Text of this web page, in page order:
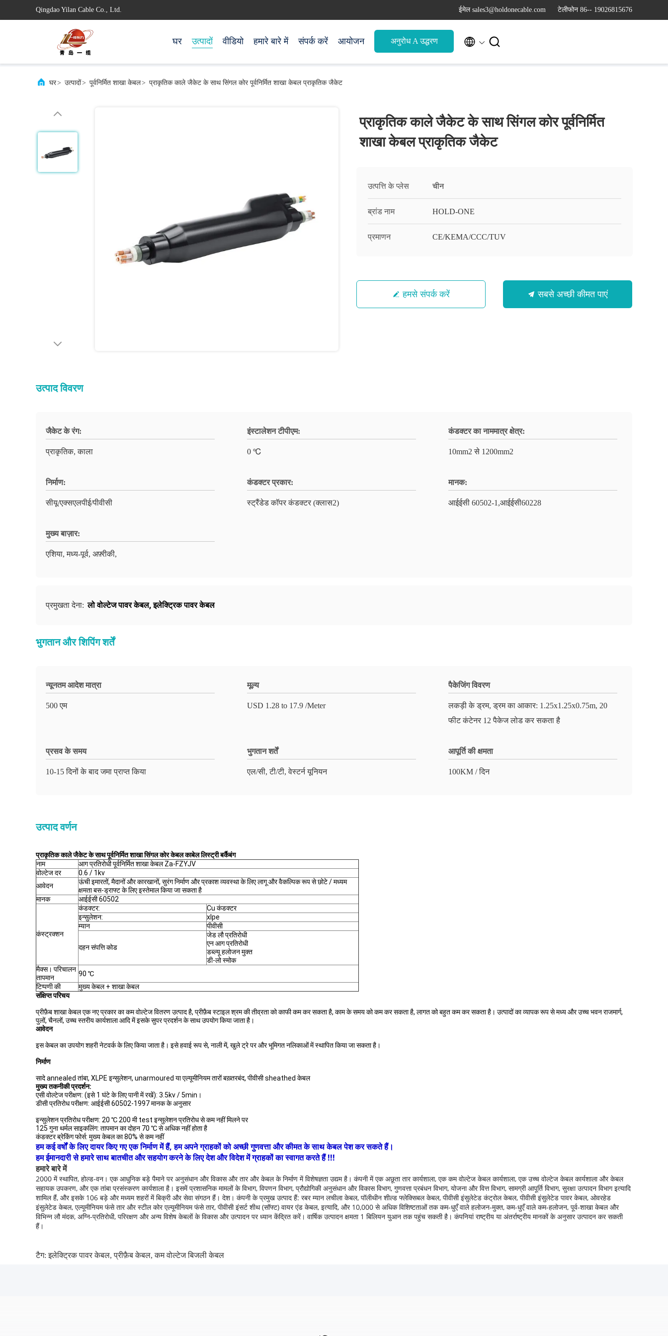
Qingdao Yilan Cable Co., Ltd. ईमेल sales3@holdonecable.com टेलीफोन 86-- 19026815676
घर उत्पादों वीडियो हमारे बारे में संपर्क करें आयोजन अनुरोध A उद्धरण  
घर> उत्पादों> पूर्वनिर्मित शाखा केबल> प्राकृतिक काले जैकेट के साथ सिंगल कोर पूर्वनिर्मित शाखा केबल प्राकृतिक जैकेट
प्राकृतिक काले जैकेट के साथ सिंगल कोर पूर्वनिर्मित
शाखा केबल प्राकृतिक जैकेट
उत्पत्ति के प्लेस चीन
ब्रांड नाम HOLD-ONE
प्रमाणन CE/KEMA/CCC/TUV
हमसे संपर्क करें सबसे अच्छी कीमत पाएं
उत्पाद विवरण
जैकेट के रंग:
प्राकृतिक, काला
इंस्टालेशन टीपीएम:
0 ℃
कंडक्टर का नाममात्र क्षेत्र:
10mm2 से 1200mm2
निर्माण:
सीयू/एक्सएलपीई/पीवीसी
कंडक्टर प्रकार:
स्ट्रैंडेड कॉपर कंडक्टर (क्लास2)
मानक:
आईईसी 60502-1,आईईसी60228
मुख्य बाज़ार:
एशिया, मध्य-पूर्व, अफ़्रीकी,
प्रमुखता देना: लो वोल्टेज पावर केबल,इलेक्ट्रिक पावर केबल
भुगतान और शिपिंग शर्तें
न्यूनतम आदेश मात्रा
500 एम
मूल्य
USD 1.28 to 17.9 /Meter
पैकेजिंग विवरण
लकड़ी के ड्रम, ड्रम का आकार: 1.25x1.25x0.75m, 20
फीट कंटेनर 12 पैकेज लोड कर सकता है
प्रसव के समय
10-15 दिनों के बाद जमा प्राप्त किया
भुगतान शर्तें
एल/सी, टी/टी, वेस्टर्न यूनियन
आपूर्ति की क्षमता
100KM / दिन
उत्पाद वर्णन
प्राकृतिक काले जैकेट के साथ पूर्वनिर्मित शाखा सिंगल कोर केबल काबेल लिस्ट्री बर्कैबंग
नाम
आग प्रतिरोधी पूर्वनिर्मित शाखा केबल Za-FZYJV
वोल्टेज दर
0.6 / 1kv
आवेदन
ऊंची इमारतों, मैदानों और कारखानों, सुरंग निर्माण और प्रकाश व्यवस्था के लिए लागू और वैकल्पिक रूप से छोटे / मध्यम
क्षमता बस-ड्राफ्ट के लिए इस्तेमाल किया जा सकता है
मानक
आईईसी 60502
कंस्ट्रक्शन
कंडक्टर:
Cu कंडक्टर
इन्सुलेशन:
xlpe
म्यान
पीवीसी
दहन संपत्ति कोड
जेड लौ प्रतिरोधी
एन आग प्रतिरोधी
डब्ल्यू हलोजन मुक्त
डी-लो स्मोक
मैक्स। परिचालन
तापमान
90 ℃
टिप्पणी की
मुख्य केबल + शाखा केबल
संक्षिप्त परिचय
प्रीफ़ैब शाखा केबल एक नए प्रकार का कम वोल्टेज वितरण उत्पाद है, प्रीफ़ैब स्टाइल श्रम की तीव्रता को काफी कम कर सकता है, काम के समय को कम कर सकता है, लागत को बहुत कम कर सकता है। उत्पादों का व्यापक रूप से मध्य और उच्च भवन राजमार्ग,
पुलों, चैनलों, उच्च स्तरीय कार्यशाला आदि में इसके सुपर प्रदर्शन के साथ उपयोग किया जाता है।
आवेदन
इस केबल का उपयोग शहरी नेटवर्क के लिए किया जाता है। इसे हवाई रूप से, नाली में, खुले ट्रे पर और भूमिगत नलिकाओं में स्थापित किया जा सकता है।
निर्माण
सादे annealed तांबा, XLPE इन्सुलेशन, unarmoured या एल्यूमीनियम तारों बख़्तरबंद, पीवीसी sheathed केबल
मुख्य तकनीकी प्रदर्शन:
एसी वोल्टेज परीक्षण: (इसे 1 घंटे के लिए पानी में रखें): 3.5kv / 5min।
डीसी प्रतिरोध परीक्षण: आईईसी 60502-1997 मानक के अनुसार
इन्सुलेशन प्रतिरोध परीक्षण: 20 ℃ 200 मी test इन्सुलेशन प्रतिरोध से कम नहीं मिलने पर
125 गुना थर्मल साइकलिंग: तापमान का दोहन 70 ℃ से अधिक नहीं होता है
कंडक्टर ब्रेकिंग फोर्स: मुख्य केबल का 80% से कम नहीं
हम कई वर्षों के लिए दायर किए गए एक निर्माण में हैं, हम अपने ग्राहकों को अच्छी गुणवत्ता और कीमत के साथ केबल पेश कर सकते हैं।
हम ईमानदारी से हमारे साथ बातचीत और सहयोग करने के लिए देश और विदेश में ग्राहकों का स्वागत करते हैं !!!
हमारे बारे में
2000 में स्थापित, होल्ड-वन। एक आधुनिक बड़े पैमाने पर अनुसंधान और विकास और तार और केबल के निर्माण में विशेषज्ञता उद्यम है। कंपनी में एक अछूता तार कार्यशाला, एक कम वोल्टेज केबल कार्यशाला, एक उच्च वोल्टेज केबल कार्यशाला और केबल
सहायक उपकरण, और एक तांबा प्रसंस्करण कार्यशाला है। इसमें प्रशासनिक मामलों के विभाग, विपणन विभाग, प्रौद्योगिकी अनुसंधान और विकास विभाग, गुणवत्ता प्रबंधन विभाग, योजना और वित्त विभाग, सामग्री आपूर्ति विभाग, सुरक्षा उत्पादन विभाग इत्यादि
शामिल हैं, और इसके 106 बड़े और मध्यम शहरों में बिक्री और सेवा संगठन हैं। देश। कंपनी के प्रमुख उत्पाद हैं: रबर म्यान लचीला केबल, पॉलीथीन शील्ड फ्लेक्सिबल केबल, पीवीसी इंसुलेटेड कंट्रोल केबल, पीवीसी इंसुलेटेड पावर केबल, ओवरहेड
इंसुलेटेड केबल, एल्यूमीनियम फंसे तार और स्टील कोर एल्यूमीनियम फंसे तार, पीवीसी इंसर्ट शीथ (सॉफ्ट) वायर एंड केबल, इत्यादि, और 10,000 से अधिक विशिष्टताओं तक कम-धुएँ वाले हलोजन-मुक्त, कम-धुएँ वाले कम-हलोजन, पूर्व-शाखा केबल और
विभिन्न लौ मंदक, अग्नि-प्रतिरोधी, परिरक्षण और अन्य विशेष केबलों के विकास और उत्पादन पर ध्यान केंद्रित करें। वार्षिक उत्पादन क्षमता 1 बिलियन युआन तक पहुंच सकती है। कंपनियां राष्ट्रीय या अंतर्राष्ट्रीय मानकों के अनुसार उत्पादन कर सकती
हैं।
टैग:इलेक्ट्रिक पावर केबल, प्रीफ़ैब केबल, कम वोल्टेज बिजली केबल